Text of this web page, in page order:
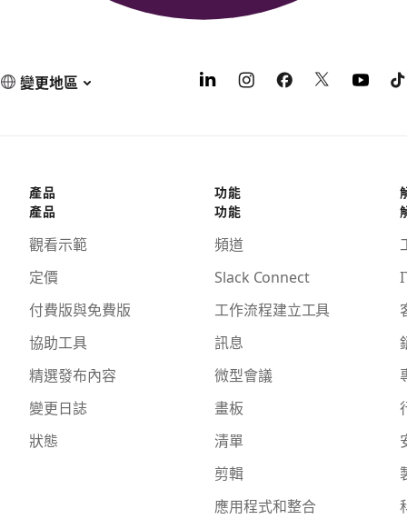
變更地區
產品
產品
觀看示範
定價
付費版與免費版
協助工具
精選發布內容
變更日誌
狀態
功能
功能
頻道
Slack Connect
工作流程建立工具
訊息
微型會議
畫板
清單
剪輯
應用程式和整合